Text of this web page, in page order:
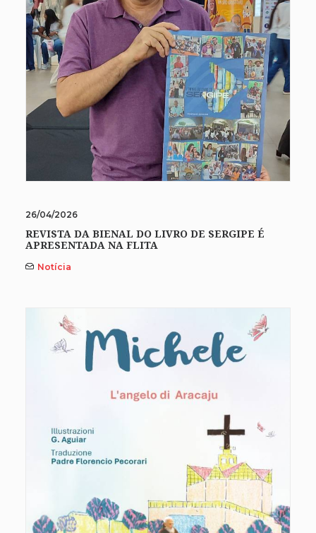
26/04/2026
REVISTA DA BIENAL DO LIVRO DE SERGIPE É
APRESENTADA NA FLITA
Notícia